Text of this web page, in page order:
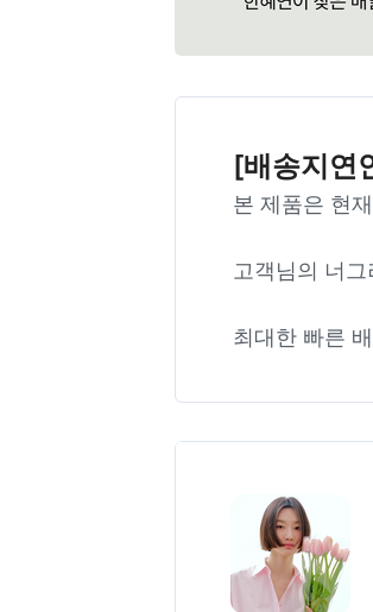
[배송지연
본 제품은 현
고객님의 너
최대한 빠른